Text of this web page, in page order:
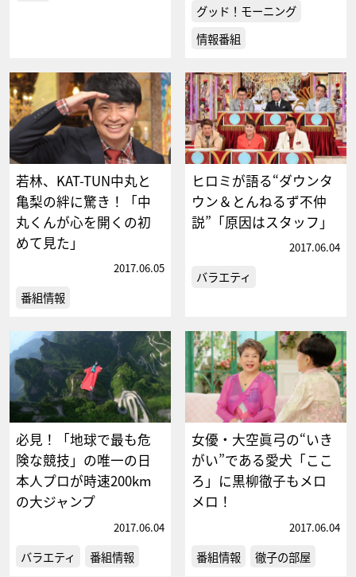
グッド！モーニング
情報番組
若林、KAT-TUN中丸と
亀梨の絆に驚き！「中
丸くんが心を開くの初
めて見た」
2017.06.05
番組情報
ヒロミが語る“ダウンタ
ウン＆とんねるず不仲
説”「原因はスタッフ」
2017.06.04
バラエティ
必見！「地球で最も危
険な競技」の唯一の日
本人プロが時速200km
の大ジャンプ
2017.06.04
バラエティ 番組情報
女優・大空眞弓の“いき
がい”である愛犬「ここ
ろ」に黒柳徹子もメロ
メロ！
2017.06.04
番組情報 徹子の部屋